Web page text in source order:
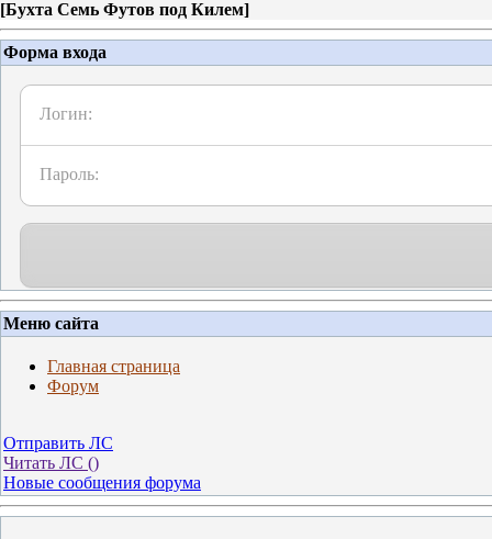
[Бухта Семь Футов под Килем]
Форма входа
Логин:
Пароль:
Меню сайта
Главная страница
Форум
Отправить ЛС
Читать ЛС ()
Новые сообщения форума